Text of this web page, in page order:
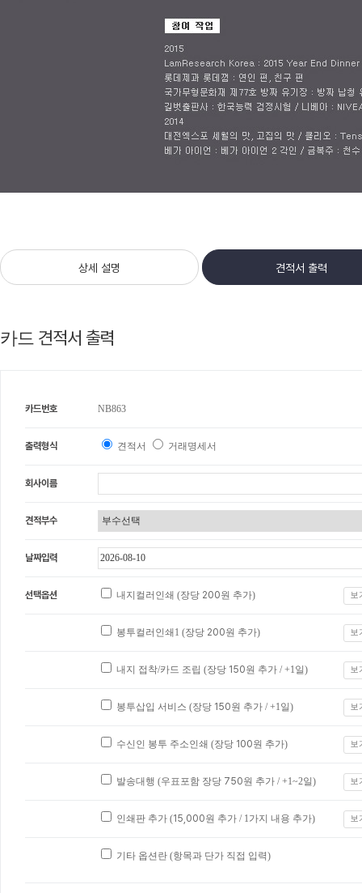
상세 설명 견적서 출력
카드 견적서 출력
카드번호 NB863
출력형식 견적서 거래명세서
회사이름
견적부수
날짜입력
선택옵션 내지컬러인쇄 (장당 200원 추가) 보
봉투컬러인쇄1 (장당 200원 추가) 보
내지 접착/카드 조립 (장당 150원 추가 / +1일) 보
봉투삽입 서비스 (장당 150원 추가 / +1일) 보
수신인 봉투 주소인쇄 (장당 100원 추가) 보
발송대행 (우표포함 장당 750원 추가 / +1~2일) 보
인쇄판 추가 (15,000원 추가 / 1가지 내용 추가) 보
기타 옵션란 (항목과 단가 직접 입력)